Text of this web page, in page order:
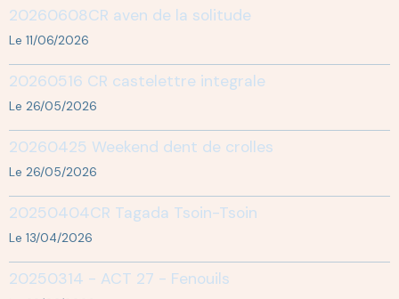
20260608CR aven de la solitude
Le 11/06/2026
20260516 CR castelettre integrale
Le 26/05/2026
20260425 Weekend dent de crolles
Le 26/05/2026
20250404CR Tagada Tsoin-Tsoin
Le 13/04/2026
20250314 - ACT 27 - Fenouils